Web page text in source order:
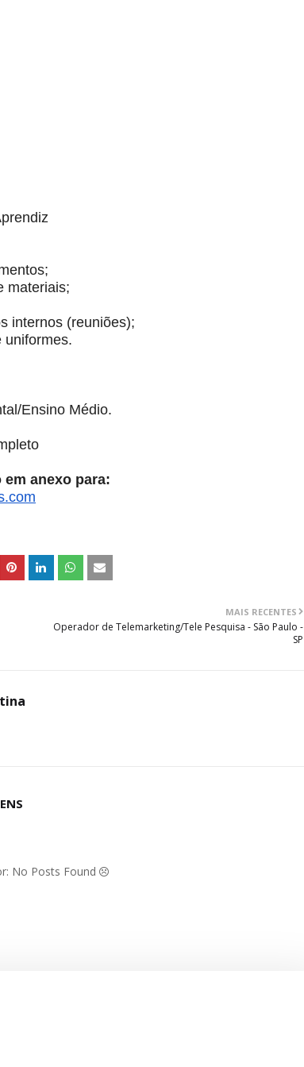
materiais;
internos (reuniões);
uniformes.
Ensino Médio.
anexo para:
MAIS RECENTES
Operador de Telemarketing/Tele Pesquisa - São Paulo -
SP
No Posts Found